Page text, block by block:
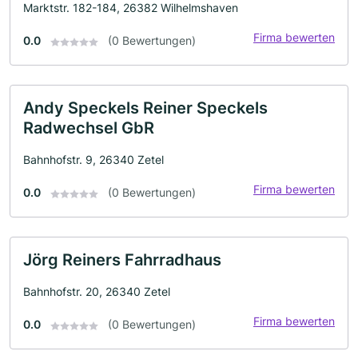
Marktstr. 182-184, 26382 Wilhelmshaven
0.0 (0 Bewertungen) Firma bewerten
Andy Speckels Reiner Speckels
Radwechsel GbR
Bahnhofstr. 9, 26340 Zetel
0.0 (0 Bewertungen) Firma bewerten
Jörg Reiners Fahrradhaus
Bahnhofstr. 20, 26340 Zetel
0.0 (0 Bewertungen) Firma bewerten